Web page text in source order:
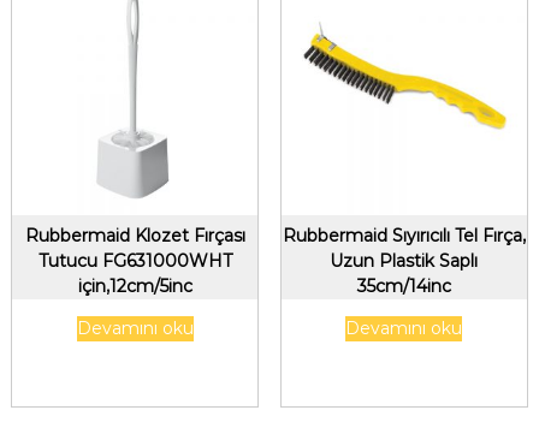
Rubbermaid Klozet Fırçası
Tutucu FG631000WHT
için,12cm/5inc
Devamını oku
Rubbermaid Sıyırıcılı Tel Fırça,
Uzun Plastik Saplı
35cm/14inc
Devamını oku